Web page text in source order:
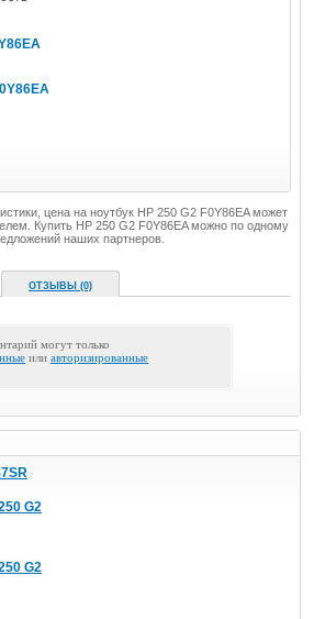
цена на ноутбук HP 250 G2 F0Y86EA может
Купить HP 250 G2 F0Y86EA можно по одному
наших партнеров.
ОТЗЫВЫ (0)
могут только
или авторизированные
G2
G2